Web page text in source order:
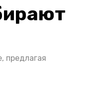
предлагая